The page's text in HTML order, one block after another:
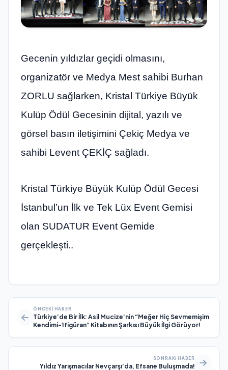
Gecenin yıldızlar geçidi olmasını,
organizatör ve Medya Mest sahibi Burhan
ZORLU sağlarken, Kristal Türkiye Büyük
Kulüp Ödül Gecesinin dijital, yazılı ve
görsel basın iletişimini Çekiç Medya ve
sahibi Levent ÇEKİÇ sağladı.
Kristal Türkiye Büyük Kulüp Ödül Gecesi
İstanbul’un İlk ve Tek Lüx Event Gemisi
olan SUDATUR Event Gemide
gerçekleşti..
ÖNCEKI HABER
Türkiye’de Bir İlk: Asil Mucize’nin “Meğer Hiç Sevmemişim
Kendimi-1figüran” Kitabının Şarkısı Büyük İlgi Görüyor!
SONRAKI HABER
Yıldız Yarışmacılar Nevçarşı’da, Efsane Buluşmada!